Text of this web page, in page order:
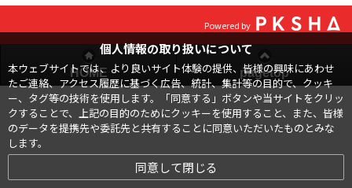
個人情報の取り扱いについて
本ウェブサイトでは、より良いサイト体験の提供、皆様の興味にあわせ
たご連絡、アクセス履歴に基づく広告、統計、集計等の目的で、クッキ
ー、タグ等の技術を使用します。「同意する」ボタンや当サイトをクリッ
クすることで、上記の目的のためにクッキーを使用すること、また、皆様
のデータを提携先や委託先と共有することに同意いただいたものとみな
します。
同意して閉じる
Powered by
HOME pagetop